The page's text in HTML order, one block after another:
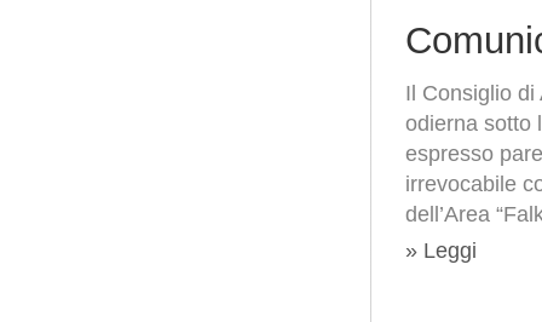
Il Consiglio
odierna sotto
espresso
irrevocabile
dell’Area
» Leggi